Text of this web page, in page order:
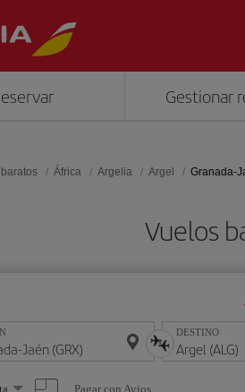
Gestionar
África Argelia Argel Granada-
Vuelos
DESTINO
Pagar con Avios